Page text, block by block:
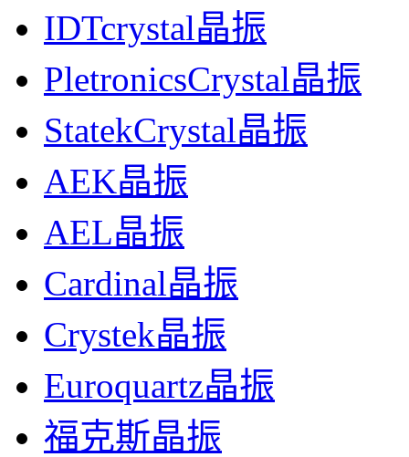
IDTcrystal晶振
PletronicsCrystal晶振
StatekCrystal晶振
AEK晶振
AEL晶振
Cardinal晶振
Crystek晶振
Euroquartz晶振
福克斯晶振